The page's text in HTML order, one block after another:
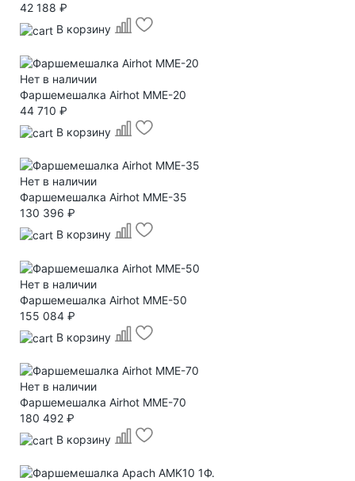
42 188 ₽
В корзину
Нет в наличии
Фаршемешалка Airhot MME-20
44 710 ₽
В корзину
Нет в наличии
Фаршемешалка Airhot MME-35
130 396 ₽
В корзину
Нет в наличии
Фаршемешалка Airhot MME-50
155 084 ₽
В корзину
Нет в наличии
Фаршемешалка Airhot MME-70
180 492 ₽
В корзину